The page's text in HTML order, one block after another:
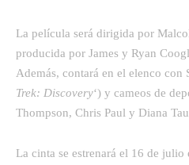
La película será dirigida por
producida por James y Ryan
Además, contará en el elenco con
Trek: Discovery‘) y cameos de
Thompson, Chris Paul y Diana
La cinta se estrenará el 16 de